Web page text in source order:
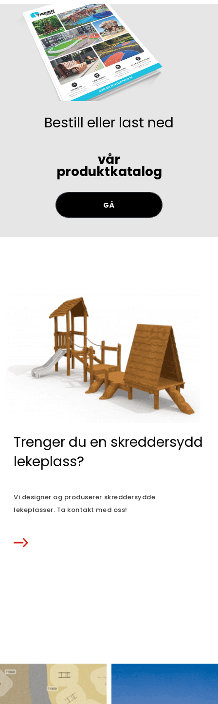
Bestill eller last ned
vår
produktkatalog
GÅ
Trenger du en skreddersydd
lekeplass?
Vi designer og produserer skreddersydde
lekeplasser. Ta kontakt med oss!